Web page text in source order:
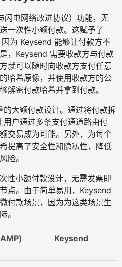
闪电网络改进协议）功能，无
一次性小额付款。这赋予了
为 Keysend 能够让付款方不
，Keysend 需要收款方与付款
就可以随时向收款方支付任意
哈希原像，并使用收款方的公
解密付款哈希并拿到付款。
大额付款设计。通过将付款拆
户通过多条支付通道路由付
交易成为可能。另外，为每个
提高了安全性和隐私性，降低
险。
性小额付款设计，无需发票即
点。由于简单易用，Keysend
付款场景，因为为这类场景生
。
Keysend